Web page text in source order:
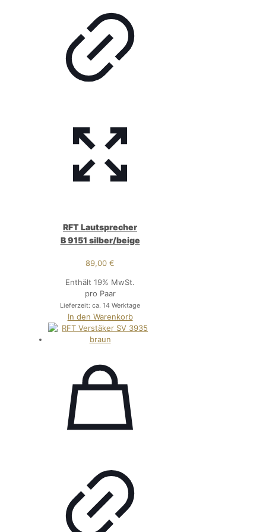
RFT Lautsprecher
B 9151 silber/beige
89,00€
Enthält 19% MwSt.
pro Paar
Lieferzeit: ca. 14 Werktage
In den Warenkorb